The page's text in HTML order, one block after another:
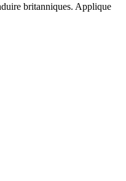
britanniques. Applique